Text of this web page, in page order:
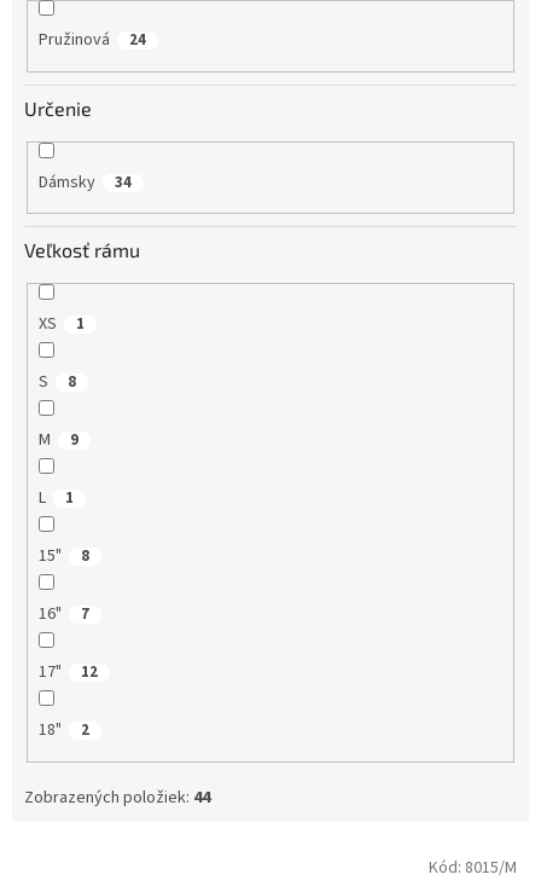
Pružinová 24
Určenie
Dámsky 34
Veľkosť rámu
XS 1
S 8
M 9
L 1
15" 8
16" 7
17" 12
18" 2
Zobrazených položiek: 44
Kód: 8015/M